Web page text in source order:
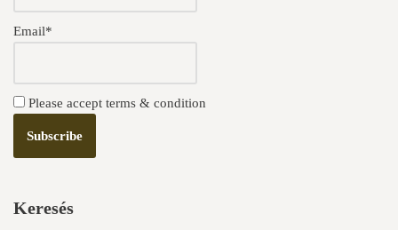
Email*
Please accept terms & condition
Keresés